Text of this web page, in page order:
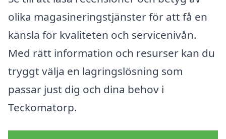
olika magasineringstjänster för att få en
känsla för kvaliteten och servicenivån.
Med rätt information och resurser kan du
tryggt välja en lagringslösning som
passar just dig och dina behov i
Teckomatorp.